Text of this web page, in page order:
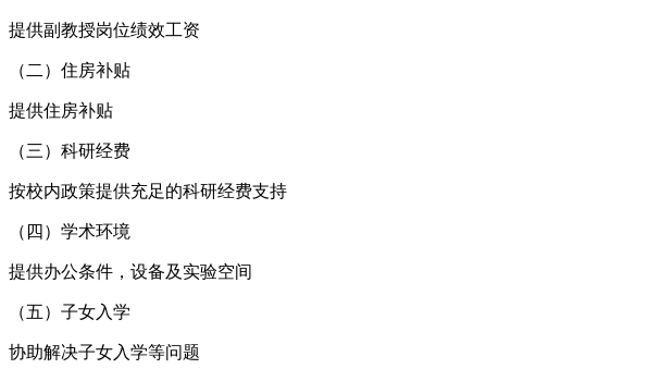
提供副教授岗位绩效工资
（二）住房补贴
提供住房补贴
（三）科研经费
按校内政策提供充足的科研经费支持
（四）学术环境
提供办公条件，设备及实验空间
（五）子女入学
协助解决子女入学等问题